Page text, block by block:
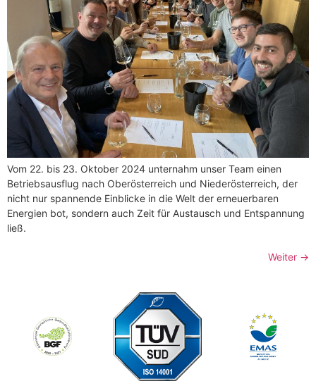
Vom 22. bis 23. Oktober 2024 unternahm unser Team einen
Betriebsausflug nach Oberösterreich und Niederösterreich, der
nicht nur spannende Einblicke in die Welt der erneuerbaren
Energien bot, sondern auch Zeit für Austausch und Entspannung
ließ.
Weiter →